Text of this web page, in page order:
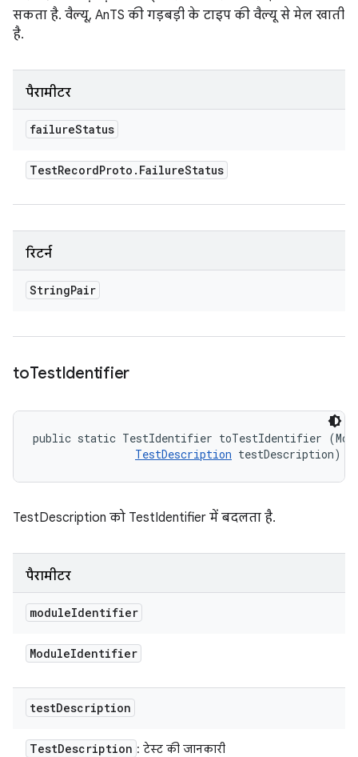
सकता है. वैल्यू, AnTS की गड़बड़ी के टाइप की वैल्यू से मेल खाती
है.
पैरामीटर
failureStatus
TestRecordProto . FailureStatus
रिटर्न
StringPair
toTestIdentifier
public static TestIdentifier toTestIdentifier
TestDescription testDescription)
TestDescription को TestIdentifier में बदलता है.
पैरामीटर
moduleIdentifier
ModuleIdentifier
testDescription
TestDescription : टेस्ट की जानकारी